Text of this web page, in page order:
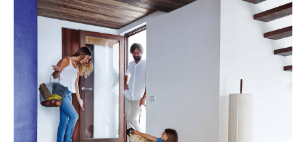
Wandleuchten
Outdoor-Leuchten
Akkuleuchten
... alle Leuchten
Betten